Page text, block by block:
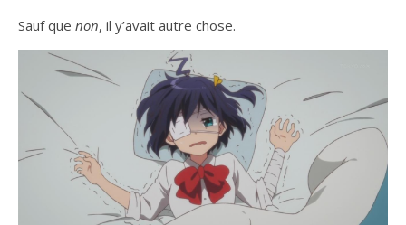
Sauf que non, il y’avait autre chose.